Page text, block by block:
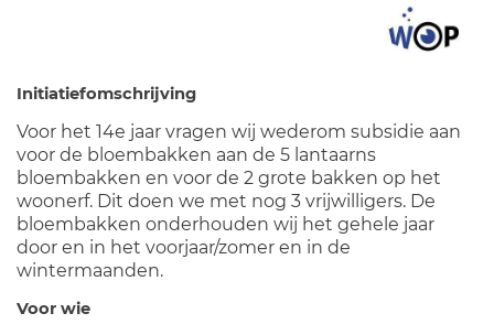
Initiatiefomschrijving
Voor het 14e jaar vragen wij wederom subsidie aan
voor de bloembakken aan de 5 lantaarns
bloembakken en voor de 2 grote bakken op het
woonerf. Dit doen we met nog 3 vrijwilligers. De
bloembakken onderhouden wij het gehele jaar
door en in het voorjaar/zomer en in de
wintermaanden.
Voor wie